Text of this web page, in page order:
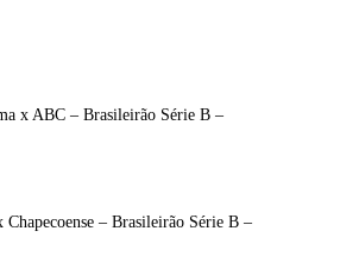
x ABC – Brasileirão Série B –
– Brasileirão Série B –